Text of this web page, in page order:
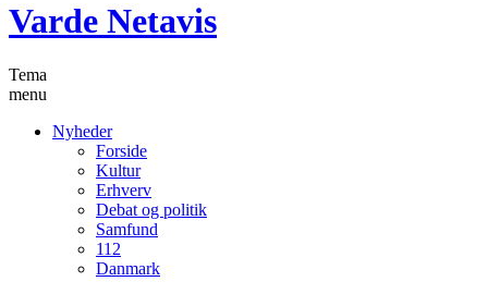
Varde Netavis
Tema
menu
Nyheder
Forside
Kultur
Erhverv
Debat og politik
Samfund
112
Danmark